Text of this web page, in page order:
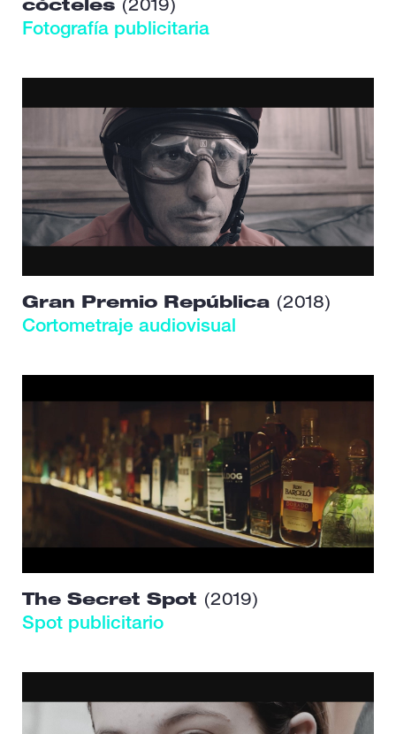
cócteles (2019)
Fotografía publicitaria
Gran Premio República (2018)
Cortometraje audiovisual
The Secret Spot (2019)
Spot publicitario